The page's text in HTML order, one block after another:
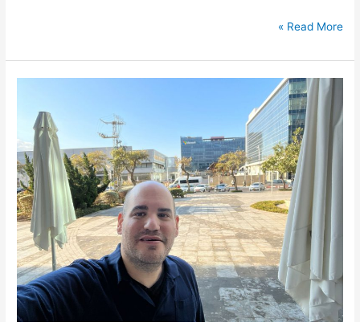
Read More »
יובל
סיון
על
המחסור
במורים
החינוך
הישראלית